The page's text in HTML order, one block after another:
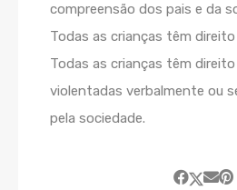
compreensão dos pais e da
Todas as crianças têm direito
Todas as crianças têm
violentadas verbalmente ou
pela sociedade.